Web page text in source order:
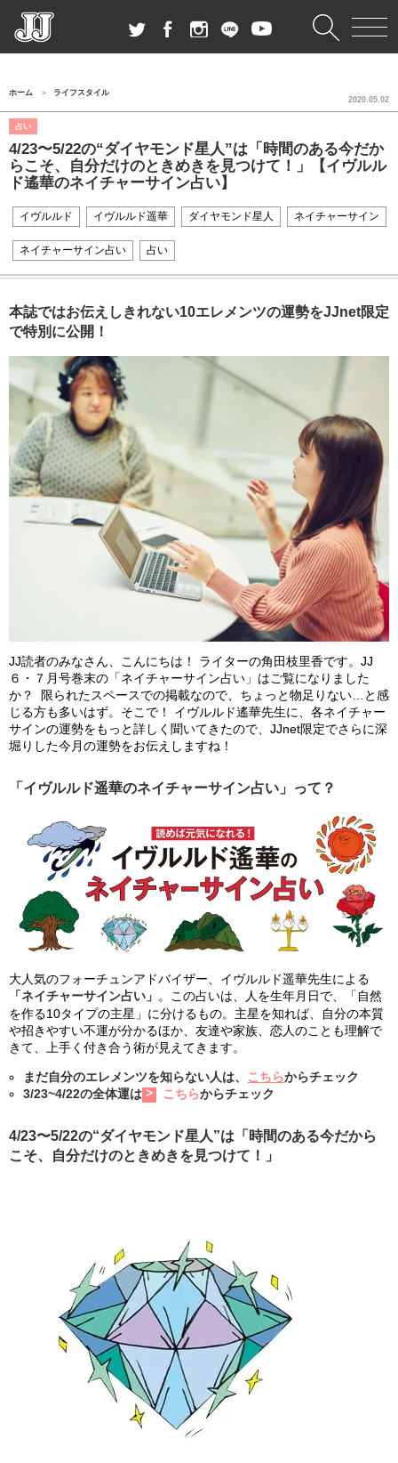
ホーム ライフスタイル
占い
4/23〜5/22の“ダイヤモンド星人”は「時間のある今だか
らこそ、自分だけのときめきを見つけて！」【イヴルル
ド遙華のネイチャーサイン占い】
2020.05.02
イヴルルド イヴルルド遥華 ダイヤモンド星人 ネイチャーサイン
ネイチャーサイン占い 占い
本誌ではお伝えしきれない10エレメンツの運勢をJJnet限定
で特別に公開！
JJ読者のみなさん、こんにちは！ ライターの角田枝里香です。JJ
６・７月号巻末の「ネイチャーサイン占い」はご覧になりました
か？ 限られたスペースでの掲載なので、ちょっと物足りない…と感
じる方も多いはず。そこで！ イヴルルド遙華先生に、各ネイチャー
サインの運勢をもっと詳しく聞いてきたので、JJnet限定でさらに深
堀りした今月の運勢をお伝えしますね！
「イヴルルド遥華のネイチャーサイン占い」って？
大人気のフォーチュンアドバイザー、イヴルルド遥華先生による
「ネイチャーサイン占い」 。この占いは、人を生年月日で、「自然
を作る10タイプの主星」に分けるもの。主星を知れば、自分の本質
や招きやすい不運が分かるほか、友達や家族、恋人のことも理解で
きて、上手く付き合う術が見えてきます。
まだ自分のエレメンツを知らない人は、 こちらからチェック
3/23~4/22の全体運は
こちらからチェック
4/23〜5/22の“ダイヤモンド星人”は「時間のある今だから
こそ、自分だけのときめきを見つけて！」